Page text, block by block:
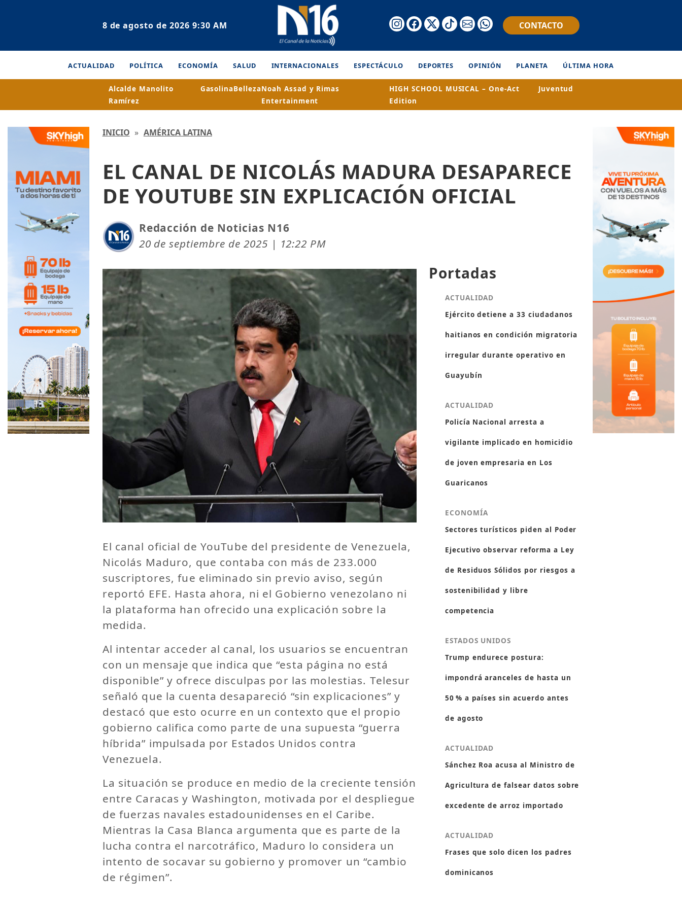
8 de agosto de 2026 9:30 AM CONTACTO
ACTUALIDAD POLÍTICA ECONOMÍA SALUD INTERNACIONALES ESPECTÁCULO DEPORTES OPINIÓN PLANETA ÚLTIMA HORA
Alcalde Manolito
Ramírez
GasolinaBellezaNoah Assad y Rimas
Entertainment
HIGH SCHOOL MUSICAL – One-Act
Edition
Juventud
INICIO » AMÉRICA LATINA
EL CANAL DE NICOLÁS MADURA DESAPARECE
DE YOUTUBE SIN EXPLICACIÓN OFICIAL
Redacción de Noticias N16
20 de septiembre de 2025 | 12:22 PM
El canal oficial de YouTube del presidente de Venezuela,
Nicolás Maduro, que contaba con más de 233.000
suscriptores, fue eliminado sin previo aviso, según
reportó EFE. Hasta ahora, ni el Gobierno venezolano ni
la plataforma han ofrecido una explicación sobre la
medida.
Al intentar acceder al canal, los usuarios se encuentran
con un mensaje que indica que “esta página no está
disponible” y ofrece disculpas por las molestias. Telesur
señaló que la cuenta desapareció “sin explicaciones” y
destacó que esto ocurre en un contexto que el propio
gobierno califica como parte de una supuesta “guerra
híbrida” impulsada por Estados Unidos contra
Venezuela.
La situación se produce en medio de la creciente tensión
entre Caracas y Washington, motivada por el despliegue
de fuerzas navales estadounidenses en el Caribe.
Mientras la Casa Blanca argumenta que es parte de la
lucha contra el narcotráfico, Maduro lo considera un
intento de socavar su gobierno y promover un “cambio
de régimen”.
Portadas
ACTUALIDAD
Ejército detiene a 33 ciudadanos
haitianos en condición migratoria
irregular durante operativo en
Guayubín
ACTUALIDAD
Policía Nacional arresta a
vigilante implicado en homicidio
de joven empresaria en Los
Guaricanos
ECONOMÍA
Sectores turísticos piden al Poder
Ejecutivo observar reforma a Ley
de Residuos Sólidos por riesgos a
sostenibilidad y libre
competencia
ESTADOS UNIDOS
Trump endurece postura:
impondrá aranceles de hasta un
50 % a países sin acuerdo antes
de agosto
ACTUALIDAD
Sánchez Roa acusa al Ministro de
Agricultura de falsear datos sobre
excedente de arroz importado
ACTUALIDAD
Frases que solo dicen los padres
dominicanos